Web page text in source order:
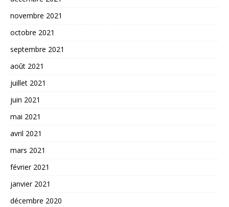
novembre 2021
octobre 2021
septembre 2021
août 2021
juillet 2021
juin 2021
mai 2021
avril 2021
mars 2021
février 2021
janvier 2021
décembre 2020